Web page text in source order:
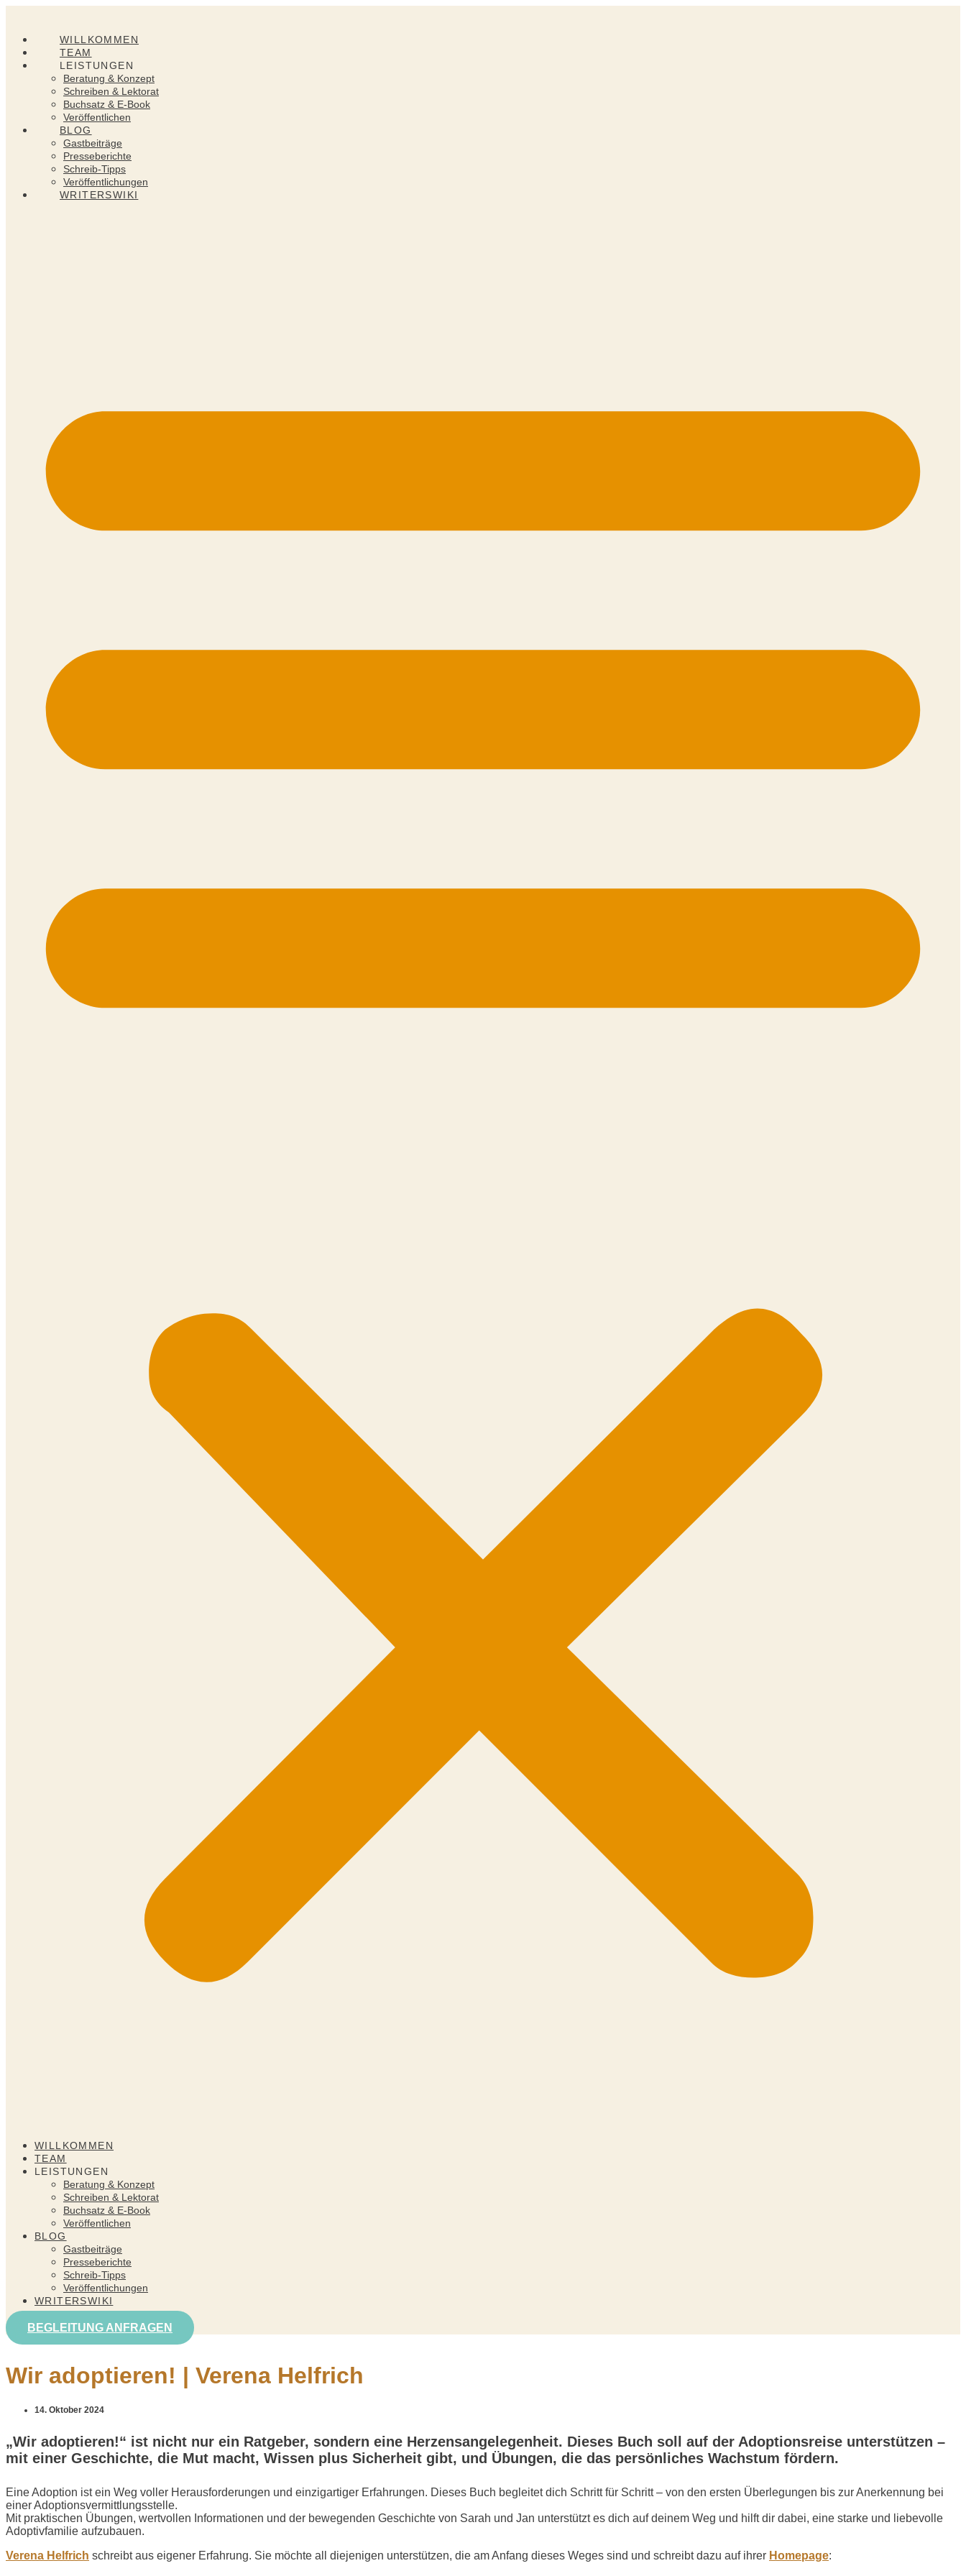
springen
WILLKOMMEN
TEAM
LEISTUNGEN
Beratung & Konzept
Schreiben & Lektorat
Buchsatz & E-Book
Veröffentlichen
BLOG
Gastbeiträge
Presseberichte
Schreib-Tipps
Veröffentlichungen
WRITERSWIKI
WILLKOMMEN
TEAM
LEISTUNGEN
Beratung & Konzept
Schreiben & Lektorat
Buchsatz & E-Book
Veröffentlichen
BLOG
Gastbeiträge
Presseberichte
Schreib-Tipps
Veröffentlichungen
WRITERSWIKI
BEGLEITUNG ANFRAGEN
Wir adoptieren! | Verena Helfrich
14. Oktober 2024
„Wir adoptieren!“ ist nicht nur ein Ratgeber, sondern eine Herzensangelegenheit. Dieses Buch soll auf der Adoptionsreise unterstützen –
mit einer Geschichte, die Mut macht, Wissen plus Sicherheit gibt, und Übungen, die das persönliches Wachstum fördern.
Eine Adoption ist ein Weg voller Herausforderungen und einzigartiger Erfahrungen. Dieses Buch begleitet dich Schritt für Schritt – von den ersten Überlegungen bis zur Anerkennung bei
einer Adoptionsvermittlungsstelle.
Mit praktischen Übungen, wertvollen Informationen und der bewegenden Geschichte von Sarah und Jan unterstützt es dich auf deinem Weg und hilft dir dabei, eine starke und liebevolle
Adoptivfamilie aufzubauen.
Verena Helfrich schreibt aus eigener Erfahrung. Sie möchte all diejenigen unterstützen, die am Anfang dieses Weges sind und schreibt dazu auf ihrer Homepage: